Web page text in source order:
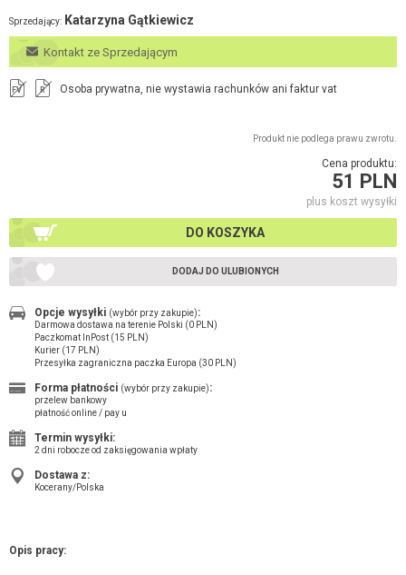
Sprzedający: Katarzyna Gątkiewicz
Kontakt ze Sprzedającym
FV R Osoba prywatna, nie wystawia rachunków ani faktur vat
Produkt nie podlega prawu zwrotu.
Cena produktu:
51 PLN
plus koszt wysyłki
DO KOSZYKA
DODAJ DO ULUBIONYCH
Opcje wysyłki (wybór przy zakupie):
Darmowa dostawa na terenie Polski (0 PLN)
Paczkomat InPost (15 PLN)
Kurier (17 PLN)
Przesyłka zagraniczna paczka Europa (30 PLN)
Forma płatności (wybór przy zakupie):
przelew bankowy
płatność online / pay u
Termin wysyłki:
2 dni robocze od zaksięgowania wpłaty
Dostawa z:
Kocerany/Polska
Opis pracy: